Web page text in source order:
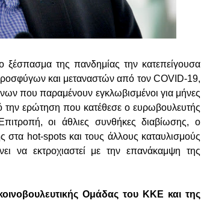
της πανδημίας την κατεπείγουσα
και μεταναστών από τoν COVID-19,
που παραμένουν εγκλωβισμένοι για μήνες
την ερώτηση που κατέθεσε ο ευρωβουλευτής
οι άθλιες συνθήκες διαβίωσης, ο
στα hot-spots και τους άλλους καταυλισμούς
να εκτροχιαστεί με την επανάκαμψη της
Ομάδας του ΚΚΕ και της